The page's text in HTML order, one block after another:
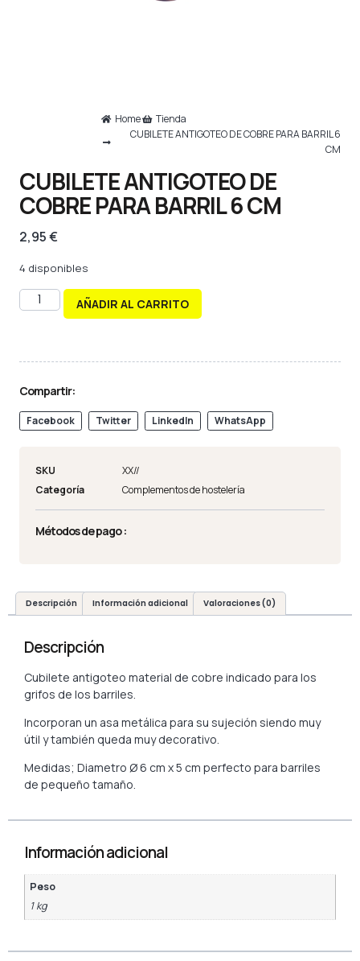
Home
Tienda
CUBILETE ANTIGOTEO DE COBRE PARA BARRIL 6
CM
CUBILETE ANTIGOTEO DE
COBRE PARA BARRIL 6 CM
2,95€
4 disponibles
AÑADIR AL CARRITO
Compartir:
Facebook Twitter LinkedIn WhatsApp
SKU
XX//
Categoría
Complementos de hostelería
Métodos de pago :
Descripción Información adicional Valoraciones (0)
Descripción
Cubilete antigoteo material de cobre indicado para los
grifos de los barriles.
Incorporan un asa metálica para su sujeción siendo muy
útil y también queda muy decorativo.
Medidas; Diametro Ø 6 cm x 5 cm perfecto para barriles
de pequeño tamaño.
Información adicional
Peso
1 kg